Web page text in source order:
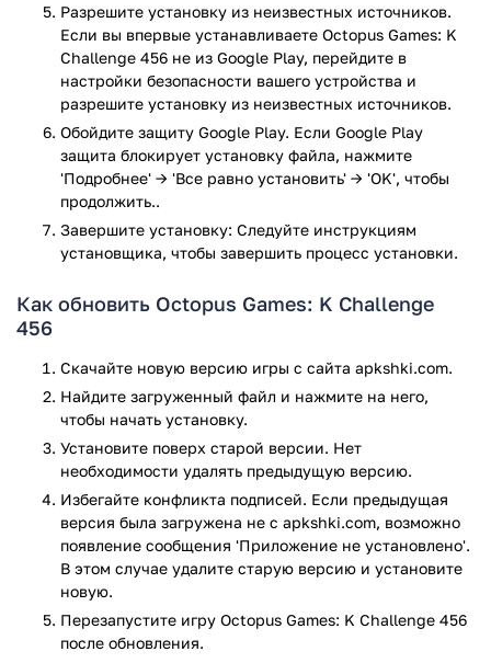
настроек.
Игра Octopus Games: K Challenge 456 прошла проверку
антивирусом VirusTotal. В результате проверки по всем
последним сигнатурам заражения файлов не выявлено.
Разрешите установку из неизвестных источников.
Если вы впервые устанавливаете Octopus Games: K
Challenge 456 не из Google Play, перейдите в
настройки безопасности вашего устройства и
разрешите установку из неизвестных источников.
Обойдите защиту Google Play. Если Google Play
защита блокирует установку файла, нажмите
'Подробнее' → 'Все равно установить' → 'OK', чтобы
продолжить..
Завершите установку: Следуйте инструкциям
установщика, чтобы завершить процесс установки.
Как обновить Octopus Games: K Challenge
456
Скачайте новую версию игры с сайта apkshki.com.
Найдите загруженный файл и нажмите на него,
чтобы начать установку.
Установите поверх старой версии. Нет
необходимости удалять предыдущую версию.
Избегайте конфликта подписей. Если предыдущая
версия была загружена не с apkshki.com, возможно
появление сообщения 'Приложение не установлено'.
В этом случае удалите старую версию и установите
новую.
Перезапустите игру Octopus Games: K Challenge 456
после обновления.